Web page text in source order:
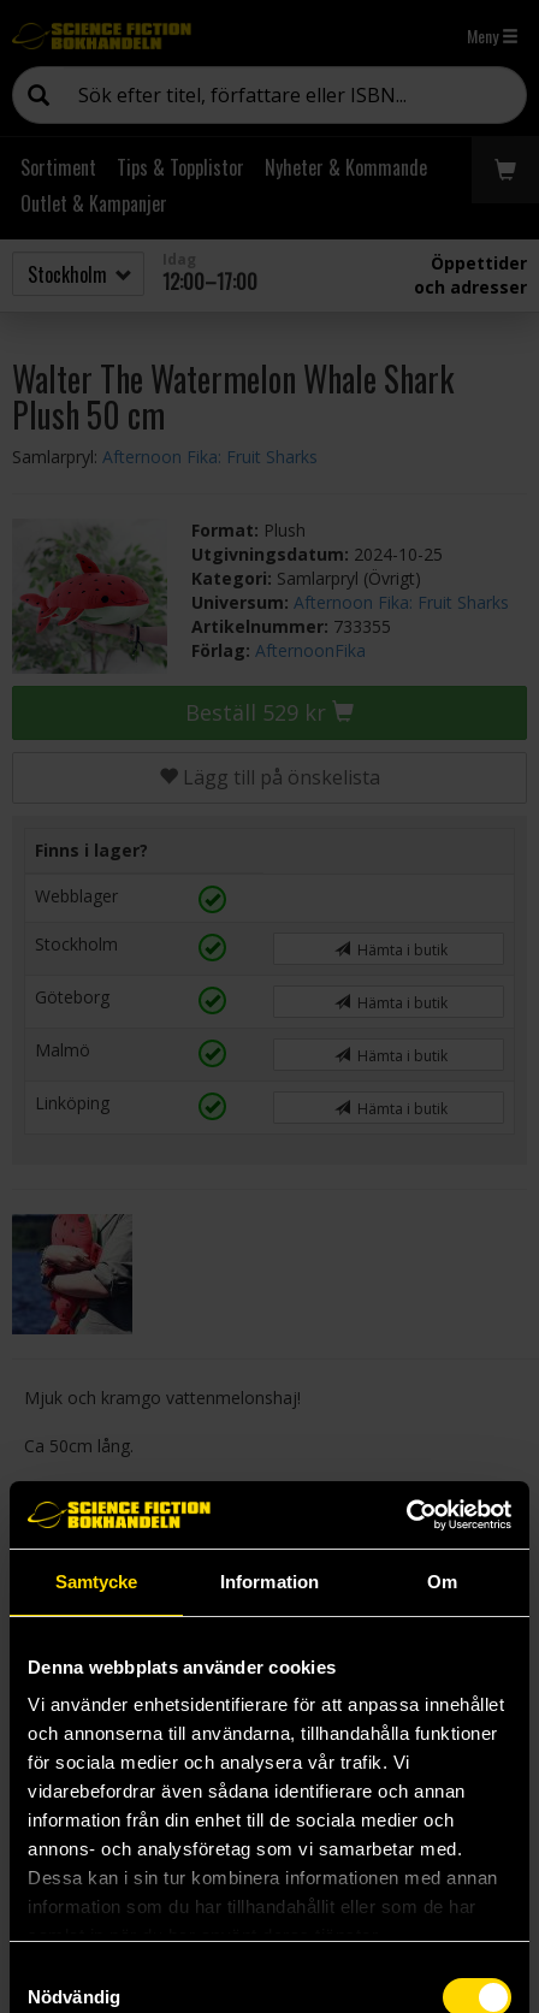
Samtycke Information Om
Denna webbplats använder cookies
Vi använder enhetsidentifierare för att anpassa innehållet
och annonserna till användarna, tillhandahålla funktioner
för sociala medier och analysera vår trafik. Vi
vidarebefordrar även sådana identifierare och annan
information från din enhet till de sociala medier och
annons- och analysföretag som vi samarbetar med.
Dessa kan i sin tur kombinera informationen med annan
information som du har tillhandahållit eller som de har
Nödvändig
Meny
Sortiment Tips & Topplistor
Nyheter & Kommande
Outlet & Kampanjer
12:00–17:00
Öppettider
och adresser
Walter The Watermelon Whale Shark
Plush 50 cm
Samlarpryl: Afternoon Fika: Fruit Sharks
Format: Plush
Utgivningsdatum: 2024-10-25
Kategori: Samlarpryl (Övrigt)
Universum:Afternoon Fika: Fruit Sharks
Artikelnummer: 733355
Förlag:AfternoonFika
Beställ 529 kr
Lägg till på önskelista
Finns i lager?
Webblager
Stockholm Hämta i butik
Göteborg Hämta i butik
Malmö Hämta i butik
Linköping Hämta i butik
Mjuk och kramgo vattenmelonshaj!
Ca 50cm lång.
Mer från AfternoonFika
Sugar Sweet Whaleshark Plush Keychain
Afternoon Fika: Fruit Sharks
199 kr
Afternoon Fika: Fruit Sharks
199 kr